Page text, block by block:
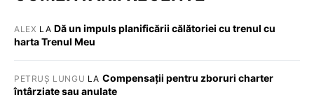
ALEX LA Dă un impuls planificării călătoriei cu trenul cu
harta Trenul Meu
PETRUȘ LUNGU LA Compensații pentru zboruri charter
întârziate sau anulate